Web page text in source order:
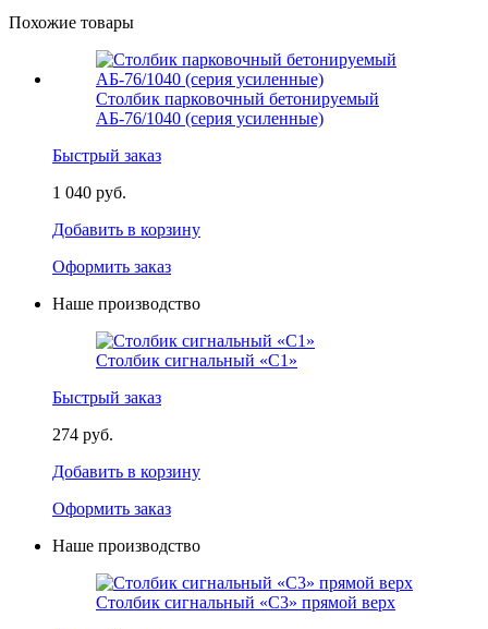
Похожие товары
Столбик парковочный бетонируемый
АБ-76/1040 (серия усиленные)
Быстрый заказ
1 040 руб.
Добавить в корзину
Оформить заказ
Наше производство
Столбик сигнальный «С1»
Быстрый заказ
274 руб.
Добавить в корзину
Оформить заказ
Наше производство
Столбик сигнальный «С3» прямой верх